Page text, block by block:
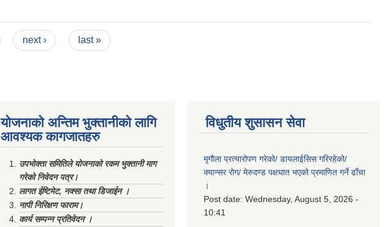
next › last »
योजनाको अन्तिम भुक्तानीको लागि
आवश्यक कागजातहरु
उपभोक्ता समितिले योजनाको रकम भुक्तानी माग
गरेको निवेदन पत्र।
लागत ईष्टिमेट, नक्सा तथा डिजाईन ।
नापी निरिक्षण फाराम।
कार्य सम्पन्न प्रतिवेदन ।
विधुतीय शुसासन सेवा
मृगौला प्रत्यारोपण गरेको/ डायलाईसिस गरिरहेको/
क्यान्सर रोग/ मेरुदण्ड पक्षघात भएको प्रमाणित गर्ने ढाँचा
।
Post date: Wednesday, August 5, 2026 -
10:41